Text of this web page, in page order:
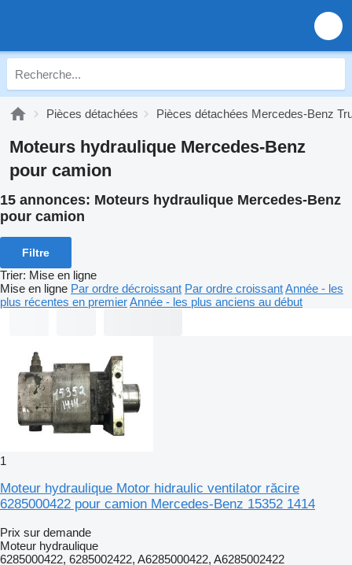
Pièces détachées Pièces détachées Mercedes-Benz
Moteurs hydraulique Mercedes-Benz
pour camion
15 annonces: Moteurs hydraulique Mercedes-Benz
pour camion
Filtre
Trier: Mise en ligne
Mise en ligne Par ordre décroissant Par ordre croissantAnnée - les
plus récentes en premierAnnée - les plus anciens au début
1
Moteur hydraulique Motor hidraulic ventilator răcire
6285000422 pour camion Mercedes-Benz 15352 1414
Prix sur demande
Moteur hydraulique
6285000422, 6285002422, A6285000422, A6285002422